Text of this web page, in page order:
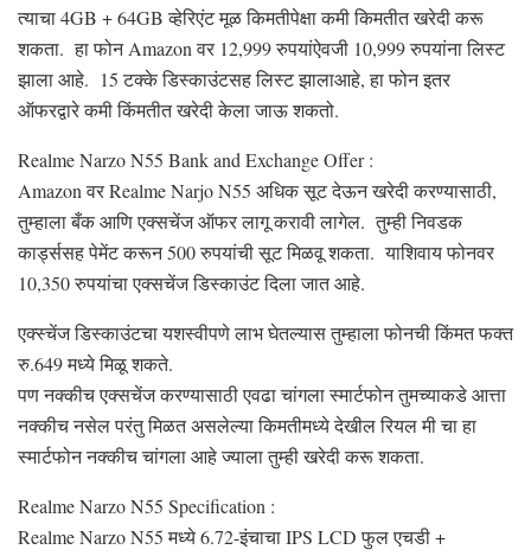
त्याचा 4GB + 64GB व्हेरिएंट मूळ किमतीपेक्षा कमी किमतीत खरेदी करू
शकता. हा फोन Amazon वर 12,999 रुपयांऐवजी 10,999 रुपयांना लिस्ट
झाला आहे. 15 टक्के डिस्काउंटसह लिस्ट झालाआहे, हा फोन इतर
ऑफरद्वारे कमी किंमतीत खरेदी केला जाऊ शकतो.
Realme Narzo N55 Bank and Exchange Offer :
Amazon वर Realme Narjo N55 अधिक सूट देऊन खरेदी करण्यासाठी,
तुम्हाला बँक आणि एक्सचेंज ऑफर लागू करावी लागेल. तुम्ही निवडक
कार्ड्ससह पेमेंट करून 500 रुपयांची सूट मिळवू शकता. याशिवाय फोनवर
10,350 रुपयांचा एक्सचेंज डिस्काउंट दिला जात आहे.
एक्स्चेंज डिस्काउंटचा यशस्वीपणे लाभ घेतल्यास तुम्हाला फोनची किंमत फक्त
रु.649 मध्ये मिळू शकते.
पण नक्कीच एक्सचेंज करण्यासाठी एवढा चांगला स्मार्टफोन तुमच्याकडे आत्ता
नक्कीच नसेल परंतु मिळत असलेल्या किमतीमध्ये देखील रियल मी चा हा
स्मार्टफोन नक्कीच चांगला आहे ज्याला तुम्ही खरेदी करू शकता.
Realme Narzo N55 Specification :
Realme Narzo N55 मध्ये 6.72-इंचाचा IPS LCD फुल एचडी +